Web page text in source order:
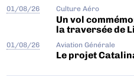
01/08/26 Culture Aéro
Un vol
la traversée de
01/08/26 Aviation Générale
Le projet